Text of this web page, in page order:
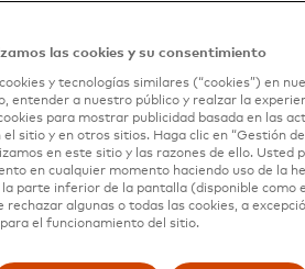
la nueva tarjeta de crédito
para una base de
Aquellas personas que
a través de la funcionalidad
las cookies y su consentimiento
y tecnologías similares (“cookies”) en
entender a nuestro público y realzar la
para mostrar publicidad basada en las
el sitio y en otros sitios. Haga clic en “Gestión
en este sitio y las razones de ello. Usted
en cualquier momento haciendo uso de la
la parte inferior de la pantalla (disponible como
rechazar algunas o todas las cookies, a
el funcionamiento del sitio.